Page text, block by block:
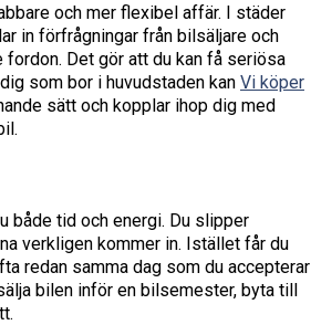
och mer flexibel affär. I städer
in förfrågningar från bilsäljare och
Det gör att du kan få seriösa
som bor i huvudstaden kan Vi köper
sätt och kopplar ihop dig med
både tid och energi. Du slipper
verkligen kommer in. Istället får du
redan samma dag som du accepterar
bilen inför en bilsemester, byta till